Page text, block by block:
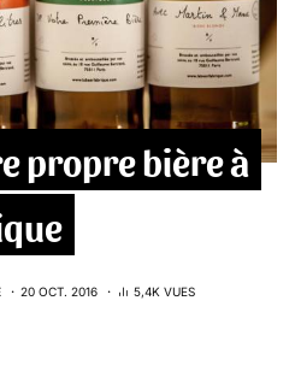
propre bière à
20 OCT. 2016
5,4K VUES